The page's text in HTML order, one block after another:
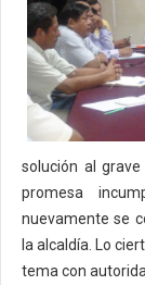
solución al
promesa
nuevamente se
la alcaldía. Lo
tema con